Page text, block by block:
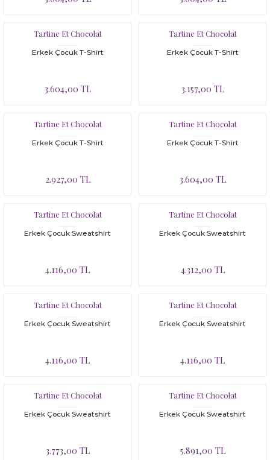
Tartine Et Chocolat
Erkek Çocuk T-Shirt
3.604,00 TL
Tartine Et Chocolat
Erkek Çocuk T-Shirt
3.157,00 TL
Tartine Et Chocolat
Erkek Çocuk T-Shirt
2.927,00 TL
Tartine Et Chocolat
Erkek Çocuk T-Shirt
3.604,00 TL
Tartine Et Chocolat
Erkek Çocuk Sweatshirt
4.116,00 TL
Tartine Et Chocolat
Erkek Çocuk Sweatshirt
4.312,00 TL
Tartine Et Chocolat
Erkek Çocuk Sweatshirt
4.116,00 TL
Tartine Et Chocolat
Erkek Çocuk Sweatshirt
4.116,00 TL
Tartine Et Chocolat
Erkek Çocuk Sweatshirt
3.773,00 TL
Tartine Et Chocolat
Erkek Çocuk Sweatshirt
5.891,00 TL